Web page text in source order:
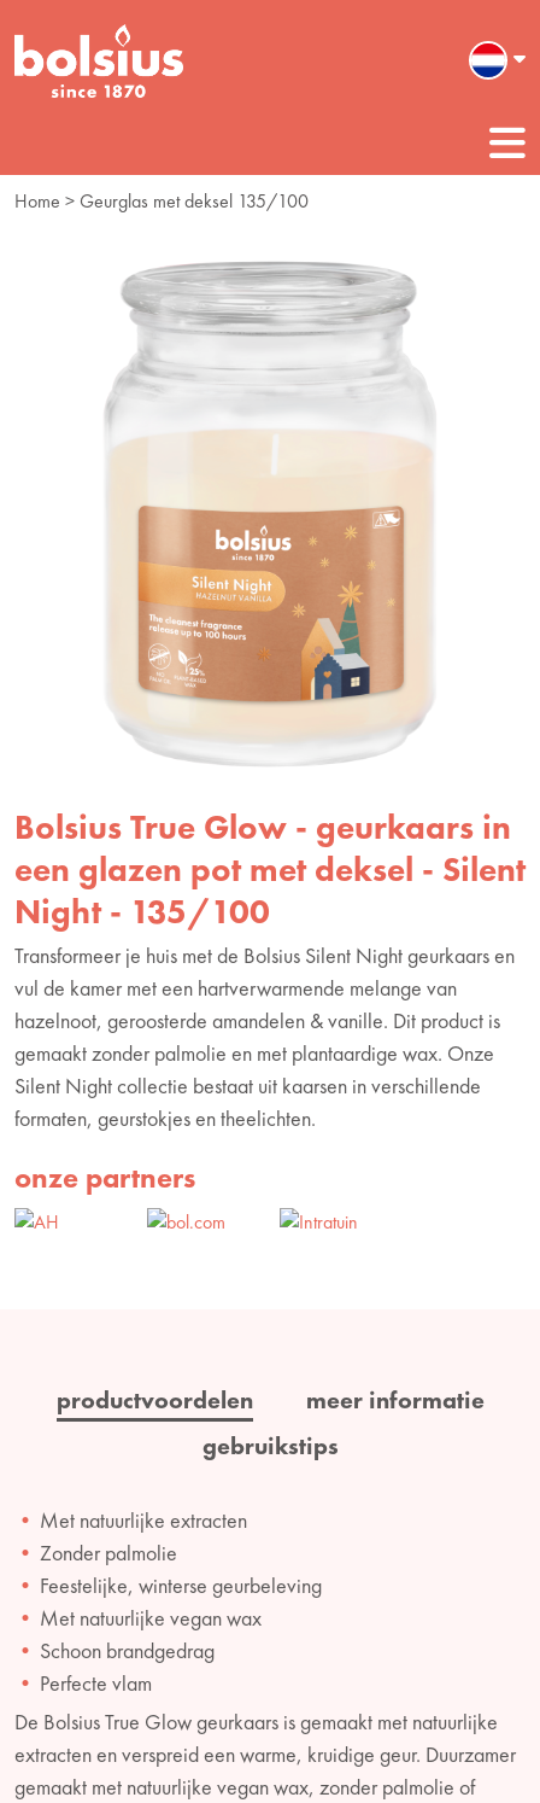
Home > Geurglas met deksel 135/100
Bolsius True Glow - geurkaars in
een glazen pot met deksel - Silent
Night - 135/100
Transformeer je huis met de Bolsius Silent Night geurkaars en
vul de kamer met een hartverwarmende melange van
hazelnoot, geroosterde amandelen & vanille. Dit product is
gemaakt zonder palmolie en met plantaardige wax. Onze
Silent Night collectie bestaat uit kaarsen in verschillende
formaten, geurstokjes en theelichten.
onze partners
productvoordelen
meer informatie
gebruikstips
Met natuurlijke extracten
Zonder palmolie
Feestelijke, winterse geurbeleving
Met natuurlijke vegan wax
Schoon brandgedrag
Perfecte vlam
De Bolsius True Glow geurkaars is gemaakt met natuurlijke
extracten en verspreid een warme, kruidige geur. Duurzamer
gemaakt met natuurlijke vegan wax, zonder palmolie of